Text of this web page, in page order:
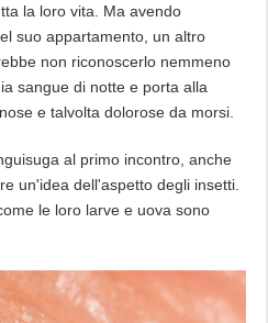
la loro vita. Ma avendo
suo appartamento, un altro
non riconoscerlo nemmeno
sangue di notte e porta alla
e talvolta dolorose da morsi.
al primo incontro, anche
un'idea dell'aspetto degli insetti.
le loro larve e uova sono